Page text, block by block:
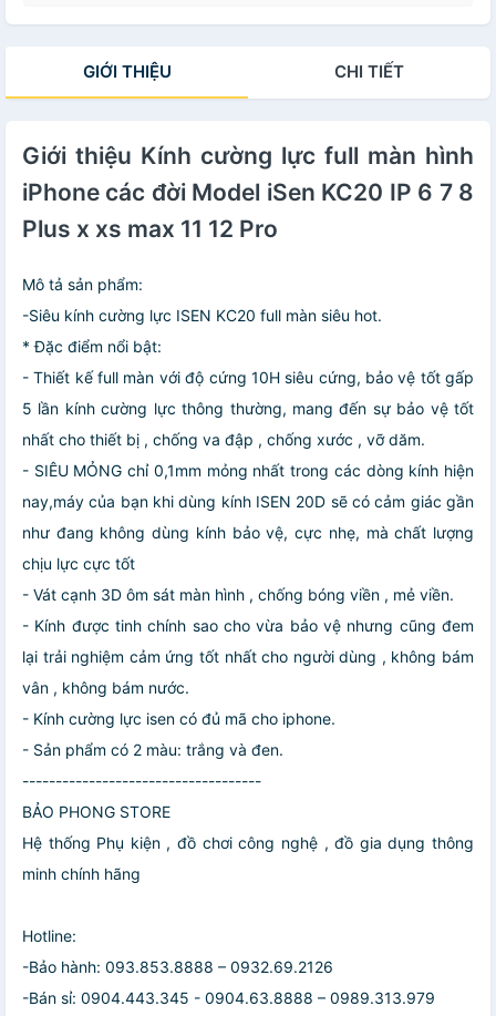
GIỚI THIỆU CHI TIẾT
Giới thiệu Kính cường lực full màn hình
iPhone các đời Model iSen KC20 IP 6 7 8
Plus x xs max 11 12 Pro
Mô tả sản phẩm:
-Siêu kính cường lực ISEN KC20 full màn siêu hot.
* Đặc điểm nổi bật:
- Thiết kế full màn với độ cứng 10H siêu cứng, bảo vệ tốt gấp
5 lần kính cường lực thông thường, mang đến sự bảo vệ tốt
nhất cho thiết bị , chống va đập , chống xước , vỡ dăm.
- SIÊU MỎNG chỉ 0,1mm mỏng nhất trong các dòng kính hiện
nay,máy của bạn khi dùng kính ISEN 20D sẽ có cảm giác gần
như đang không dùng kính bảo vệ, cực nhẹ, mà chất lượng
chịu lực cực tốt
- Vát cạnh 3D ôm sát màn hình , chống bóng viền , mẻ viền.
- Kính được tinh chính sao cho vừa bảo vệ nhưng cũng đem
lại trải nghiệm cảm ứng tốt nhất cho người dùng , không bám
vân , không bám nước.
- Kính cường lực isen có đủ mã cho iphone.
- Sản phẩm có 2 màu: trắng và đen.
------------------------------------
BẢO PHONG STORE
Hệ thống Phụ kiện , đồ chơi công nghệ , đồ gia dụng thông
minh chính hãng
Hotline:
-Bảo hành: 093.853.8888 – 0932.69.2126
-Bán sỉ: 0904.443.345 - 0904.63.8888 – 0989.313.979